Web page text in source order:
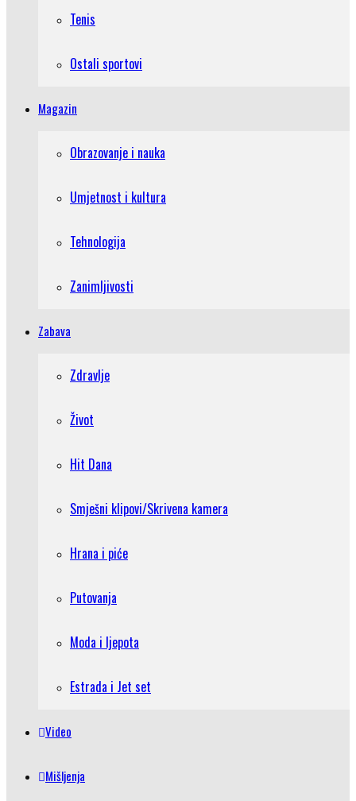
Tenis
Ostali sportovi
Magazin
Obrazovanje i nauka
Umjetnost i kultura
Tehnologija
Zanimljivosti
Zabava
Zdravlje
Život
Hit Dana
Smješni klipovi/Skrivena kamera
Hrana i piće
Putovanja
Moda i ljepota
Estrada i Jet set
Video
Mišljenja